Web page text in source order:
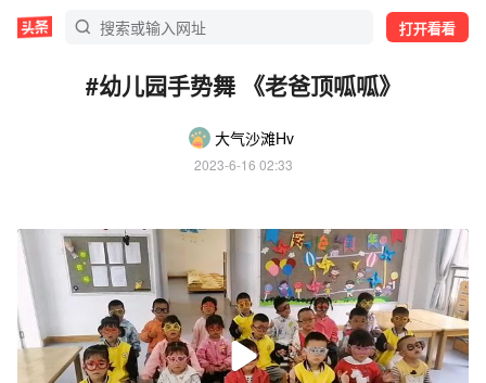
打开看看
#幼儿园手势舞 《老爸顶呱呱》
大气沙滩Hv
2023-6-16 02:33